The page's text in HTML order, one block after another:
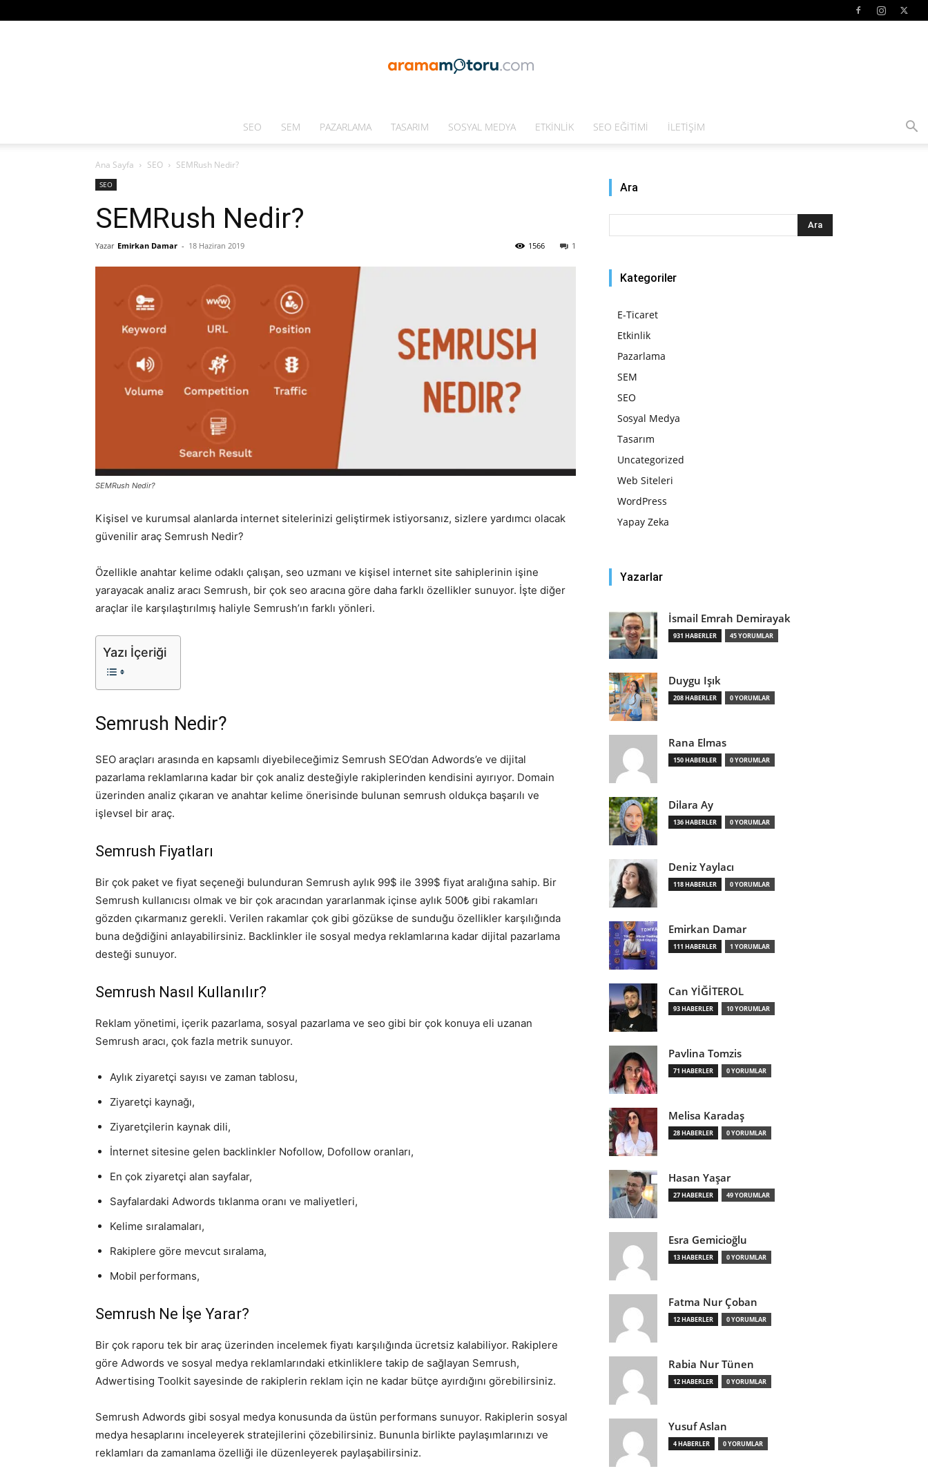
Arama
ve
SEM,
Tasarım,
UI/UX
SEO SEM PAZARLAMA TASARIM SOSYAL MEDYA ETKINLIK SEO EĞITIMI İLETIŞIM
Ana Sayfa SEO SEMRush Nedir?
SEO
SEMRush Nedir?
Yazar Emirkan Damar - 18 Haziran 2019 1
1566
SEMRush Nedir?
Kişisel ve kurumsal alanlarda internet sitelerinizi geliştirmek istiyorsanız, sizlere yardımcı olacak
güvenilir araç Semrush Nedir?
Özellikle anahtar kelime odaklı çalışan, seo uzmanı ve kişisel internet site sahiplerinin işine
yarayacak analiz aracı Semrush, bir çok seo aracına göre daha farklı özellikler sunuyor. İşte diğer
araçlar ile karşılaştırılmış haliyle Semrush’ın farklı yönleri.
Yazı İçeriği
Semrush Nedir?
SEO araçları arasında en kapsamlı diyebileceğimiz Semrush SEO’dan Adwords’e ve dijital
pazarlama reklamlarına kadar bir çok analiz desteğiyle rakiplerinden kendisini ayırıyor. Domain
üzerinden analiz çıkaran ve anahtar kelime önerisinde bulunan semrush oldukça başarılı ve
işlevsel bir araç.
Semrush Fiyatları
Bir çok paket ve fiyat seçeneği bulunduran Semrush aylık 99$ ile 399$ fiyat aralığına sahip. Bir
Semrush kullanıcısı olmak ve bir çok aracından yararlanmak içinse aylık 500₺ gibi rakamları
gözden çıkarmanız gerekli. Verilen rakamlar çok gibi gözükse de sunduğu özellikler karşılığında
buna değdiğini anlayabilirsiniz. Backlinkler ile sosyal medya reklamlarına kadar dijital pazarlama
desteği sunuyor.
Semrush Nasıl Kullanılır?
Reklam yönetimi, içerik pazarlama, sosyal pazarlama ve seo gibi bir çok konuya eli uzanan
Semrush aracı, çok fazla metrik sunuyor.
Aylık ziyaretçi sayısı ve zaman tablosu,
Ziyaretçi kaynağı,
Ziyaretçilerin kaynak dili,
İnternet sitesine gelen backlinkler Nofollow, Dofollow oranları,
En çok ziyaretçi alan sayfalar,
Sayfalardaki Adwords tıklanma oranı ve maliyetleri,
Kelime sıralamaları,
Rakiplere göre mevcut sıralama,
Mobil performans,
Semrush Ne İşe Yarar?
Bir çok raporu tek bir araç üzerinden incelemek fiyatı karşılığında ücretsiz kalabiliyor. Rakiplere
göre Adwords ve sosyal medya reklamlarındaki etkinliklere takip de sağlayan Semrush,
Adwertising Toolkit sayesinde de rakiplerin reklam için ne kadar bütçe ayırdığını görebilirsiniz.
Semrush Adwords gibi sosyal medya konusunda da üstün performans sunuyor. Rakiplerin sosyal
medya hesaplarını inceleyerek stratejilerini çözebilirsiniz. Bununla birlikte paylaşımlarınızı ve
reklamları da zamanlama özelliği ile düzenleyerek paylaşabilirsiniz.
Ara
Kategoriler
E-Ticaret
Etkinlik
Pazarlama
SEM
SEO
Sosyal Medya
Tasarım
Uncategorized
Web Siteleri
WordPress
Yapay Zeka
Yazarlar
İsmail Emrah Demirayak
931 HABERLER 45 YORUMLAR
Duygu Işık
208 HABERLER 0 YORUMLAR
Rana Elmas
150 HABERLER 0 YORUMLAR
Dilara Ay
136 HABERLER 0 YORUMLAR
Deniz Yaylacı
118 HABERLER 0 YORUMLAR
Emirkan Damar
111 HABERLER 1 YORUMLAR
Can YİĞİTEROL
93 HABERLER 10 YORUMLAR
Pavlina Tomzis
71 HABERLER 0 YORUMLAR
Melisa Karadaş
28 HABERLER 0 YORUMLAR
Hasan Yaşar
27 HABERLER 49 YORUMLAR
Esra Gemicioğlu
13 HABERLER 0 YORUMLAR
Fatma Nur Çoban
12 HABERLER 0 YORUMLAR
Rabia Nur Tünen
12 HABERLER 0 YORUMLAR
Yusuf Aslan
4 HABERLER 0 YORUMLAR